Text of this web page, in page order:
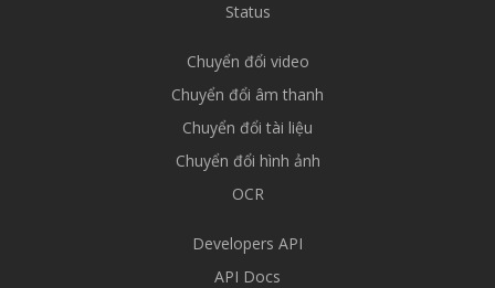
Status
Chuyển đổi video
Chuyển đổi âm thanh
Chuyển đổi tài liệu
Chuyển đổi hình ảnh
OCR
Developers API
API Docs